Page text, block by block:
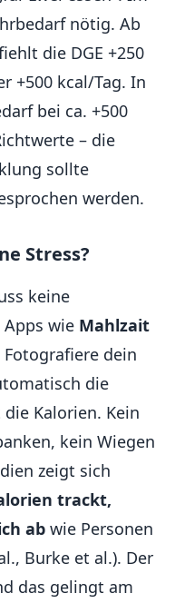
nötig. Ab
die DGE +250
+500 kcal/Tag. In
bei ca. +500
– die
sollte
werden.
Stress?
keine
wie Mahlzait
dein
die
Kalorien. Kein
kein Wiegen
zeigt sich
trackt,
ab wie Personen
Burke et al.). Der
das gelingt am